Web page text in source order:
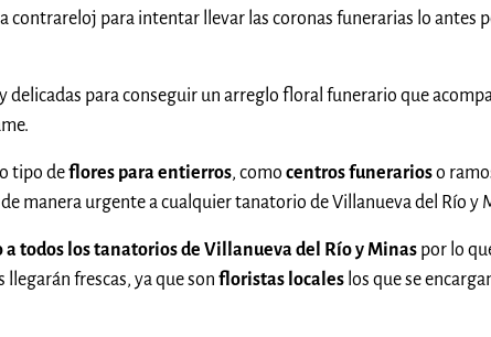
para intentar llevar las coronas funerarias lo antes
para conseguir un arreglo floral funerario que
tipo deflores para entierros, como centros funerarioso
manera urgente a cualquier tanatorio de Villanueva del Río y
a todos los tanatorios de Villanueva del Río y Minas por lo
frescas, ya que son floristas locales los que se